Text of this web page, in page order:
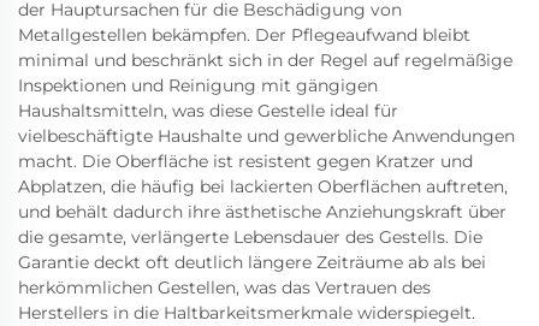
der Hauptursachen für die Beschädigung von
Metallgestellen bekämpfen. Der Pflegeaufwand bleibt
minimal und beschränkt sich in der Regel auf regelmäßige
Inspektionen und Reinigung mit gängigen
Haushaltsmitteln, was diese Gestelle ideal für
vielbeschäftigte Haushalte und gewerbliche Anwendungen
macht. Die Oberfläche ist resistent gegen Kratzer und
Abplatzen, die häufig bei lackierten Oberflächen auftreten,
und behält dadurch ihre ästhetische Anziehungskraft über
die gesamte, verlängerte Lebensdauer des Gestells. Die
Garantie deckt oft deutlich längere Zeiträume ab als bei
herkömmlichen Gestellen, was das Vertrauen des
Herstellers in die Haltbarkeitsmerkmale widerspiegelt.